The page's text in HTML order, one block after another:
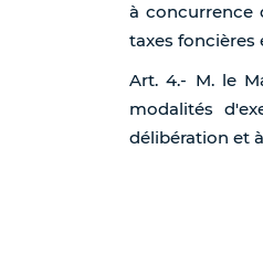
à concurrence
taxes foncières
Art. 4.- M. le
modalités
délibération et